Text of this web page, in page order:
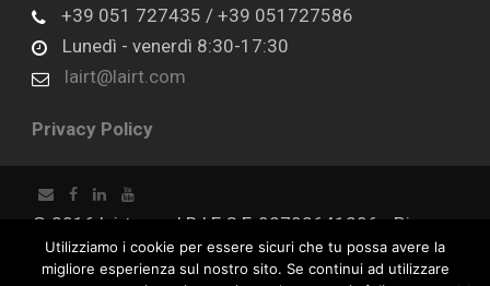
+39 051 727435 / +39 051727586
Lunedì - venerdì 8:30-17:30
lairt@lairt.com
Privacy Policy
© 2016 lairt.com | R.I E C.F. 02702641206 - P.iva
02702641206 - Capitale sociale € 100.000,00 I.V.
Utilizziamo i cookie per essere sicuri che tu possa avere la
migliore esperienza sul nostro sito. Se continui ad utilizzare